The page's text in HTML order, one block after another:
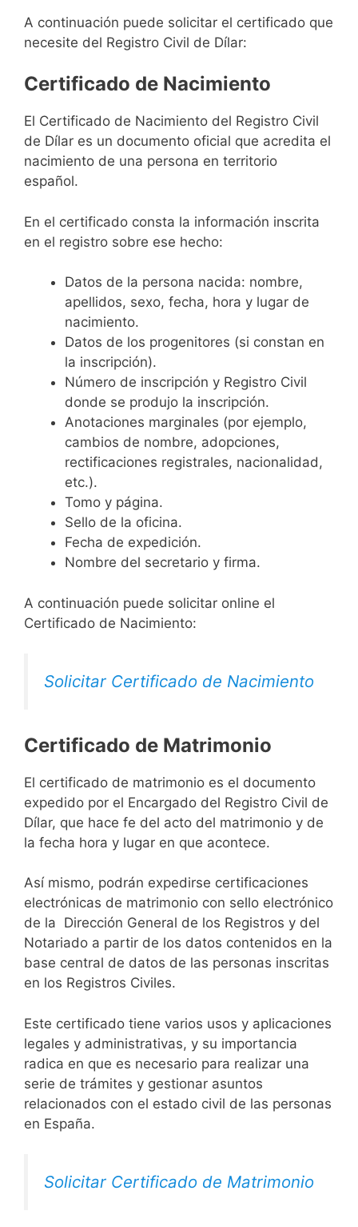
A continuación puede solicitar el certificado que
necesite del Registro Civil de Dílar:
Certificado de Nacimiento
El Certificado de Nacimiento del Registro Civil
de Dílar es un documento oficial que acredita el
nacimiento de una persona en territorio
español.
En el certificado consta la información inscrita
en el registro sobre ese hecho:
Datos de la persona nacida: nombre,
apellidos, sexo, fecha, hora y lugar de
nacimiento.
Datos de los progenitores (si constan en
la inscripción).
Número de inscripción y Registro Civil
donde se produjo la inscripción.
Anotaciones marginales (por ejemplo,
cambios de nombre, adopciones,
rectificaciones registrales, nacionalidad,
etc.).
Tomo y página.
Sello de la oficina.
Fecha de expedición.
Nombre del secretario y firma.
A continuación puede solicitar online el
Certificado de Nacimiento:
Solicitar Certificado de Nacimiento
Certificado de Matrimonio
El certificado de matrimonio es el documento
expedido por el Encargado del Registro Civil de
Dílar, que hace fe del acto del matrimonio y de
la fecha hora y lugar en que acontece.
Así mismo, podrán expedirse certificaciones
electrónicas de matrimonio con sello electrónico
de la Dirección General de los Registros y del
Notariado a partir de los datos contenidos en la
base central de datos de las personas inscritas
en los Registros Civiles.
Este certificado tiene varios usos y aplicaciones
legales y administrativas, y su importancia
radica en que es necesario para realizar una
serie de trámites y gestionar asuntos
relacionados con el estado civil de las personas
en España.
Solicitar Certificado de Matrimonio